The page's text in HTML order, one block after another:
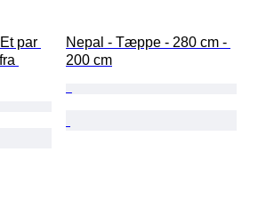
par
Nepal - Tæppe - 280 cm -
200 cm